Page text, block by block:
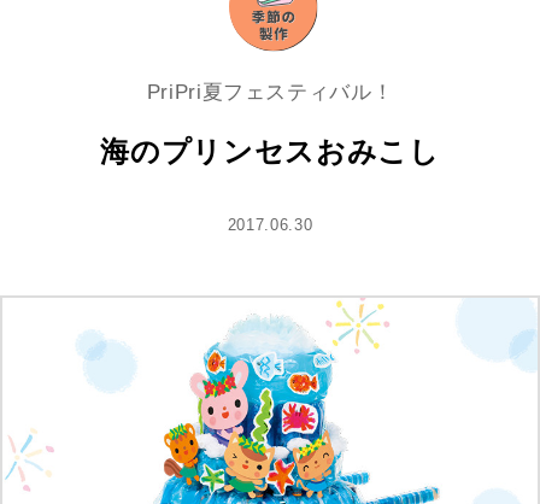
PriPri夏フェスティバル！
海のプリンセスおみこし
2017.06.30